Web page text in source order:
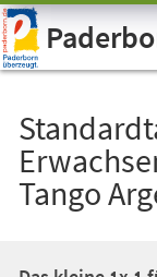
Visuelle
Assistenzsoftware
öffnen.
Tango